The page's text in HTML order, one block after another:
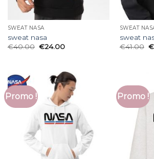
SWEAT NASA
sweat nasa
€40.00 €24.00
SWEAT
sweat
€41.00 €
Promo ! Promo !